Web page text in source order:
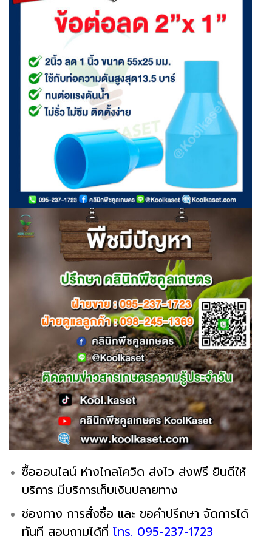
ซื้อออนไลน์ ห่างไกลโควิด ส่งไว ส่งฟรี ยินดีให้
บริการ มีบริการเก็บเงินปลายทาง
ช่องทาง การสั่งซื้อ และ ขอคำปรึกษา จัดการได้
ทันที สอบถามได้ที่ โทร. 095-237-1723